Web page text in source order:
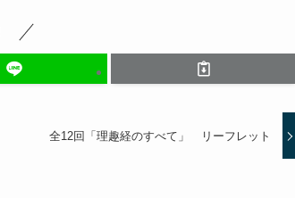
全12回「理趣経のすべて」 リーフレット